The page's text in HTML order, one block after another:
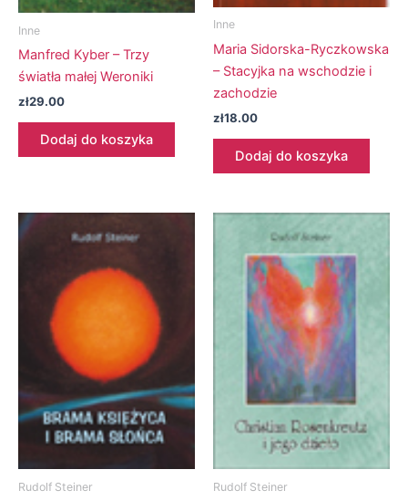
Inne
Manfred Kyber – Trzy
światła małej Weroniki
zł29.00
Dodaj do koszyka
Inne
Maria Sidorska-Ryczkowska
– Stacyjka na wschodzie i
zachodzie
zł18.00
Dodaj do koszyka
Rudolf Steiner Rudolf Steiner